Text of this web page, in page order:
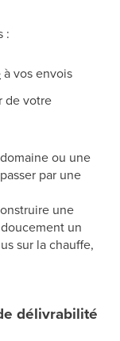
:
à vos envois
de votre
ou une
par une
une
un
sur la chauffe,
délivrabilité